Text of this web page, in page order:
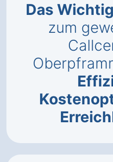
Das
zum